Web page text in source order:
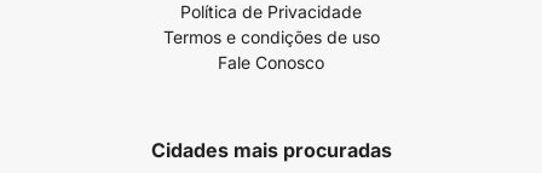
Política de Privacidade
Termos e condições de uso
Fale Conosco
Cidades mais procuradas